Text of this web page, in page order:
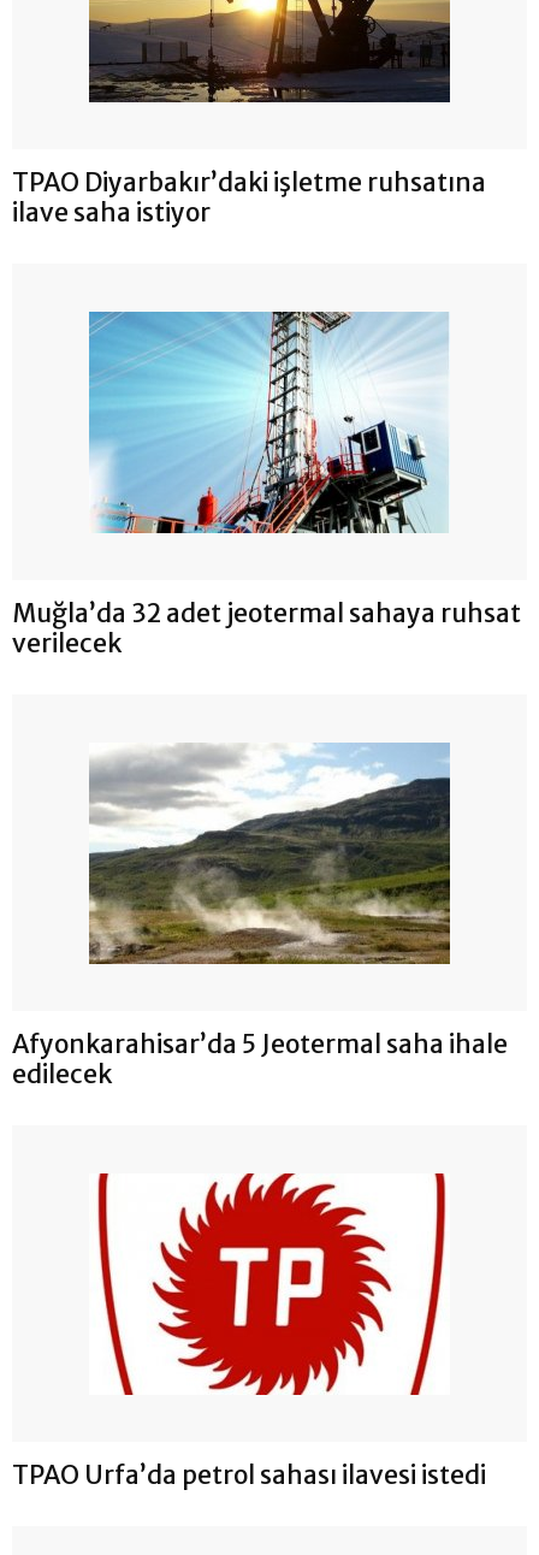
TPAO Diyarbakır’daki işletme ruhsatına
ilave saha istiyor
Muğla’da 32 adet jeotermal sahaya ruhsat
verilecek
Afyonkarahisar’da 5 Jeotermal saha ihale
edilecek
TPAO Urfa’da petrol sahası ilavesi istedi